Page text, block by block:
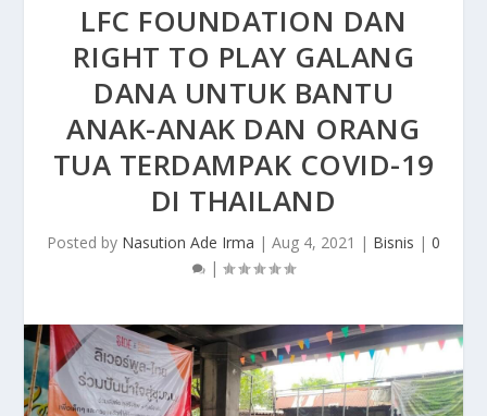
LFC FOUNDATION DAN
RIGHT TO PLAY GALANG
DANA UNTUK BANTU
ANAK-ANAK DAN ORANG
TUA TERDAMPAK COVID-19
DI THAILAND
Posted by Nasution Ade Irma | Aug 4, 2021 | Bisnis | 0
|